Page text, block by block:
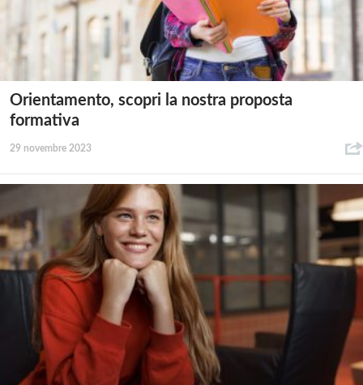
Orientamento, scopri la nostra proposta
formativa
29 novembre 2023